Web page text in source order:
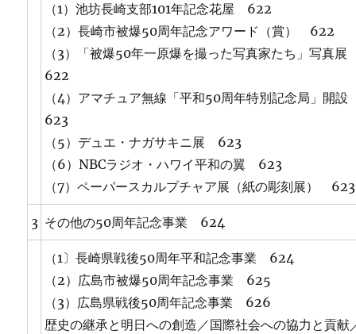
（1）池坊長崎支部101年記念花屋 622
（2）長崎市被爆50周年記念アワード（賞） 622
（3）「被爆50年一原爆を撮った写真家たち」写真
622
（4）アマチュア無線「平和50周年特別記念局」開
623
（5）デュエ・ナガサキニ展 623
（6）NBCラジオ・ハワイ平和の翼 623
（7）ペーパースカルプチャア展（紙の彫刻展） 623
3 その他の50周年記念事業 624
（1〕長崎県戦後50周年平和記念事業 624
（2）広島市被爆50周年記念事業 625
（3）広島県戦後50周年記念事業 626
歴史の継承と明日への創造／国際社会への協力と貢献